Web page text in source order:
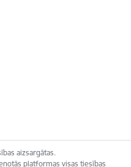
aizsargātas.
platformas visas tiesības